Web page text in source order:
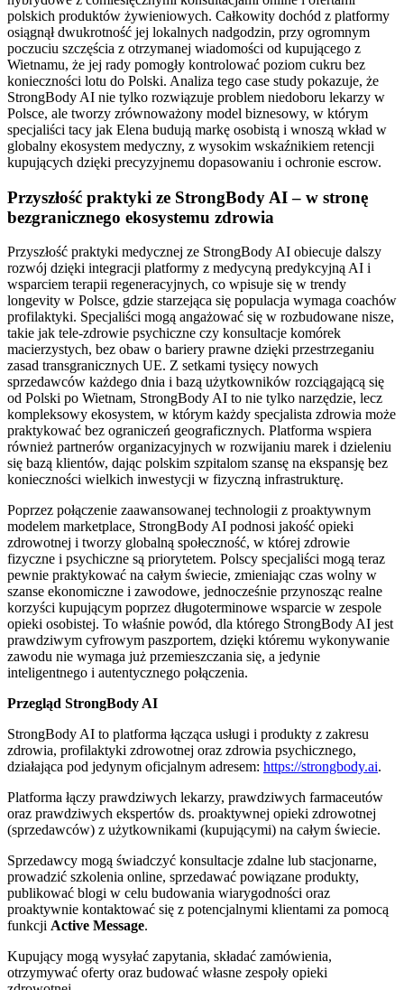
polskich produktów żywieniowych. Całkowity dochód z platformy
osiągnął dwukrotność jej lokalnych nadgodzin, przy ogromnym
poczuciu szczęścia z otrzymanej wiadomości od kupującego z
Wietnamu, że jej rady pomogły kontrolować poziom cukru bez
konieczności lotu do Polski. Analiza tego case study pokazuje, że
StrongBody AI nie tylko rozwiązuje problem niedoboru lekarzy w
Polsce, ale tworzy zrównoważony model biznesowy, w którym
specjaliści tacy jak Elena budują markę osobistą i wnoszą wkład w
globalny ekosystem medyczny, z wysokim wskaźnikiem retencji
kupujących dzięki precyzyjnemu dopasowaniu i ochronie escrow.
Przyszłość praktyki ze StrongBody AI – w stronę
bezgranicznego ekosystemu zdrowia
Przyszłość praktyki medycznej ze StrongBody AI obiecuje dalszy
rozwój dzięki integracji platformy z medycyną predykcyjną AI i
wsparciem terapii regeneracyjnych, co wpisuje się w trendy
longevity w Polsce, gdzie starzejąca się populacja wymaga coachów
profilaktyki. Specjaliści mogą angażować się w rozbudowane nisze,
takie jak tele-zdrowie psychiczne czy konsultacje komórek
macierzystych, bez obaw o bariery prawne dzięki przestrzeganiu
zasad transgranicznych UE. Z setkami tysięcy nowych
sprzedawców każdego dnia i bazą użytkowników rozciągającą się
od Polski po Wietnam, StrongBody AI to nie tylko narzędzie, lecz
kompleksowy ekosystem, w którym każdy specjalista zdrowia może
praktykować bez ograniczeń geograficznych. Platforma wspiera
również partnerów organizacyjnych w rozwijaniu marek i dzieleniu
się bazą klientów, dając polskim szpitalom szansę na ekspansję bez
konieczności wielkich inwestycji w fizyczną infrastrukturę.
Poprzez połączenie zaawansowanej technologii z proaktywnym
modelem marketplace, StrongBody AI podnosi jakość opieki
zdrowotnej i tworzy globalną społeczność, w której zdrowie
fizyczne i psychiczne są priorytetem. Polscy specjaliści mogą teraz
pewnie praktykować na całym świecie, zmieniając czas wolny w
szanse ekonomiczne i zawodowe, jednocześnie przynosząc realne
korzyści kupującym poprzez długoterminowe wsparcie w zespole
opieki osobistej. To właśnie powód, dla którego StrongBody AI jest
prawdziwym cyfrowym paszportem, dzięki któremu wykonywanie
zawodu nie wymaga już przemieszczania się, a jedynie
inteligentnego i autentycznego połączenia.
Przegląd StrongBody AI
StrongBody AI to platforma łącząca usługi i produkty z zakresu
zdrowia, profilaktyki zdrowotnej oraz zdrowia psychicznego,
działająca pod jedynym oficjalnym adresem: https://strongbody.ai.
Platforma łączy prawdziwych lekarzy, prawdziwych farmaceutów
oraz prawdziwych ekspertów ds. proaktywnej opieki zdrowotnej
(sprzedawców) z użytkownikami (kupującymi) na całym świecie.
Sprzedawcy mogą świadczyć konsultacje zdalne lub stacjonarne,
prowadzić szkolenia online, sprzedawać powiązane produkty,
publikować blogi w celu budowania wiarygodności oraz
proaktywnie kontaktować się z potencjalnymi klientami za pomocą
funkcji Active Message.
Kupujący mogą wysyłać zapytania, składać zamówienia,
otrzymywać oferty oraz budować własne zespoły opieki